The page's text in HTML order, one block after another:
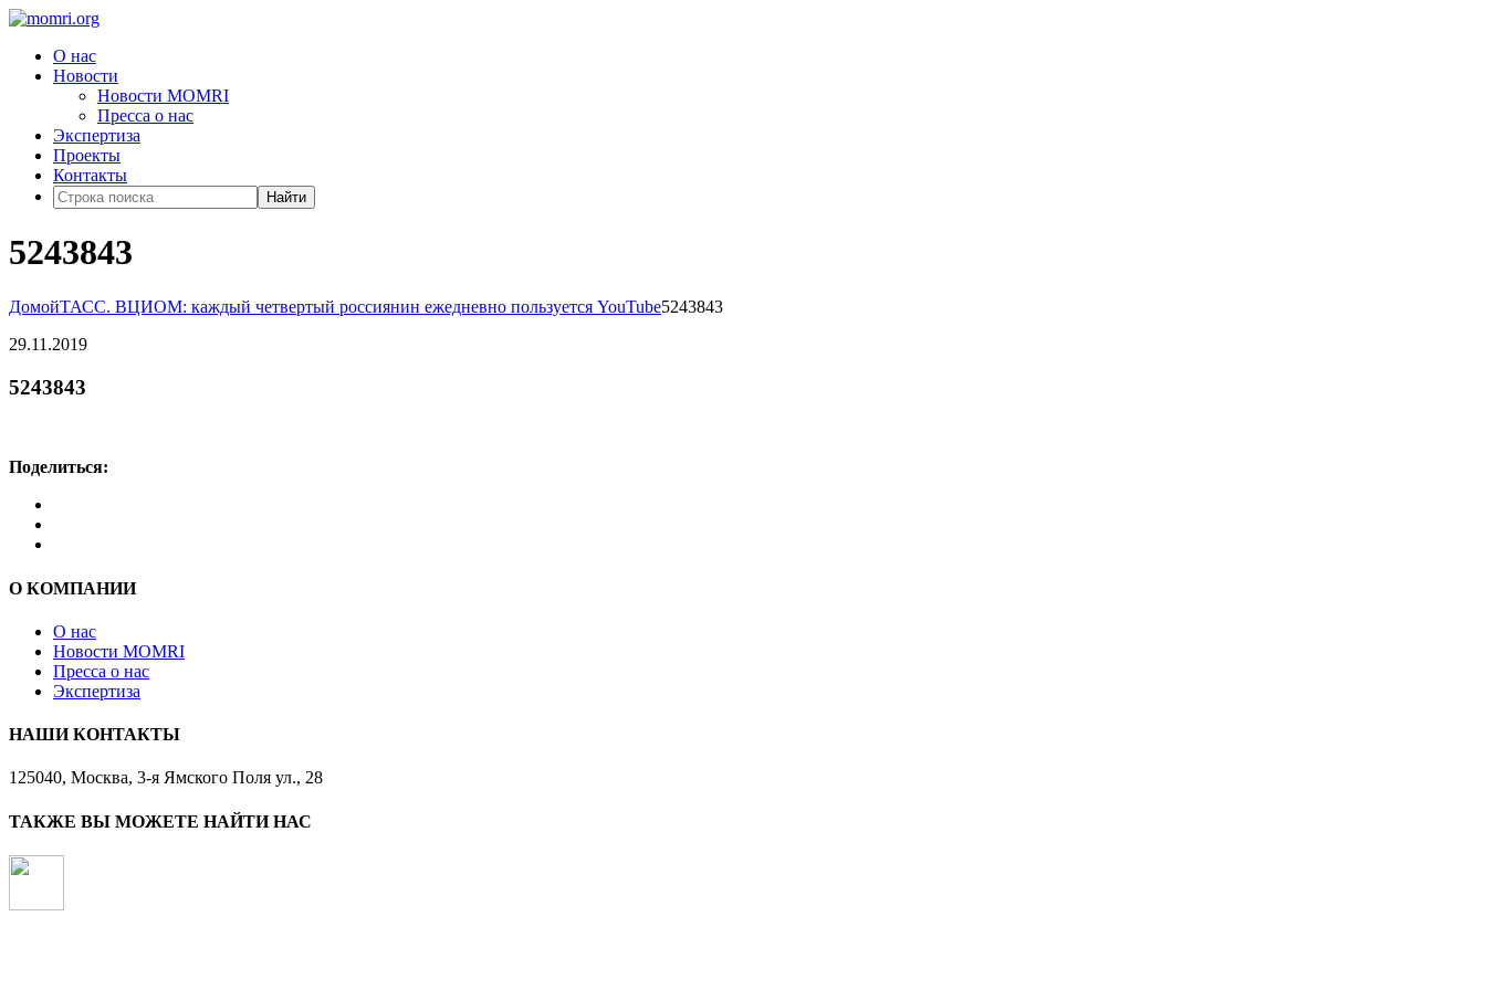
О нас
Новости
Новости MOMRI
Пресса о нас
Экспертиза
Проекты
Контакты
Найти
5243843
ДомойТАСС. ВЦИОМ: каждый четвертый россиянин ежедневно пользуется YouTube5243843
29.11.2019
5243843
Поделиться:
О КОМПАНИИ
О нас
Новости MOMRI
Пресса о нас
Экспертиза
НАШИ КОНТАКТЫ
125040, Москва, 3-я Ямского Поля ул., 28
ТАКЖЕ ВЫ МОЖЕТЕ НАЙТИ НАС